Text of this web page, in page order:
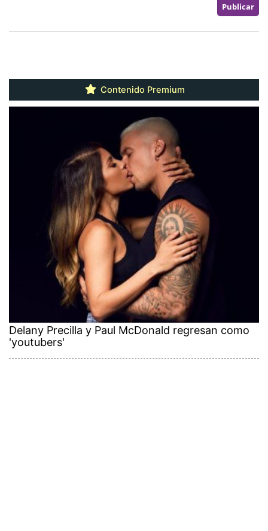
Contenido Premium
Delany Precilla y Paul McDonald regresan como
'youtubers'